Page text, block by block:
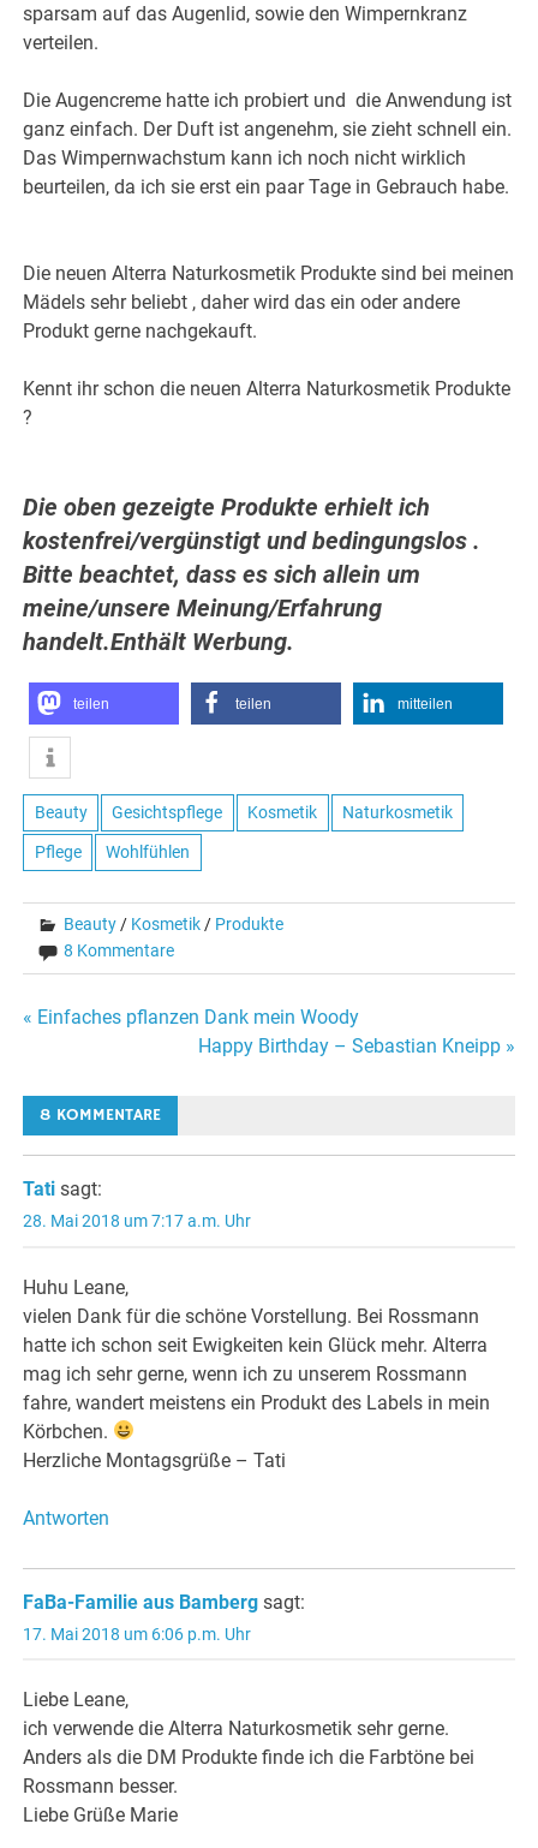
sparsam auf das Augenlid, sowie den Wimpernkranz
verteilen.
Die Augencreme hatte ich probiert und die Anwendung ist
ganz einfach. Der Duft ist angenehm, sie zieht schnell ein.
Das Wimpernwachstum kann ich noch nicht wirklich
beurteilen, da ich sie erst ein paar Tage in Gebrauch habe.
Die neuen Alterra Naturkosmetik Produkte sind bei meinen
Mädels sehr beliebt , daher wird das ein oder andere
Produkt gerne nachgekauft.
Kennt ihr schon die neuen Alterra Naturkosmetik Produkte
?
Die oben gezeigte Produkte erhielt ich
kostenfrei/vergünstigt und bedingungslos .
Bitte beachtet, dass es sich allein um
meine/unsere Meinung/Erfahrung
handelt.Enthält Werbung.
teilen teilen mitteilen
Beauty Gesichtspflege Kosmetik Naturkosmetik
Pflege Wohlfühlen
Beauty/ Kosmetik/ Produkte
8 Kommentare
Beitragsnavigation
« Einfaches pflanzen Dank mein Woody
Happy Birthday – Sebastian Kneipp »
8 KOMMENTARE
Tati sagt:
28. Mai 2018 um 7:17 a.m. Uhr
Huhu Leane,
vielen Dank für die schöne Vorstellung. Bei Rossmann
hatte ich schon seit Ewigkeiten kein Glück mehr. Alterra
mag ich sehr gerne, wenn ich zu unserem Rossmann
fahre, wandert meistens ein Produkt des Labels in mein
Körbchen.
Herzliche Montagsgrüße – Tati
Antworten
FaBa-Familie aus Bamberg sagt:
17. Mai 2018 um 6:06 p.m. Uhr
Liebe Leane,
ich verwende die Alterra Naturkosmetik sehr gerne.
Anders als die DM Produkte finde ich die Farbtöne bei
Rossmann besser.
Liebe Grüße Marie